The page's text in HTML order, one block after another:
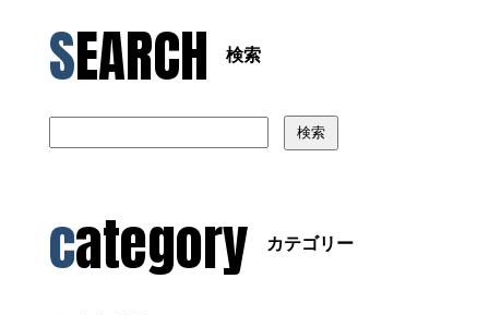
SEARCH 検索
検索
category カテゴリー